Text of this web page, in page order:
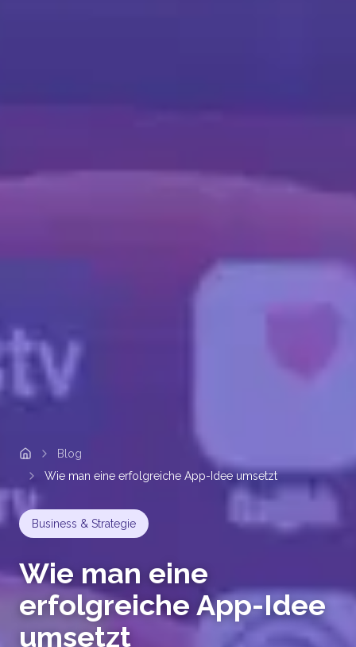
Home
Blog
Wie man eine erfolgreiche App-Idee umsetzt
Business & Strategie
Wie man eine
erfolgreiche App-Idee
umsetzt